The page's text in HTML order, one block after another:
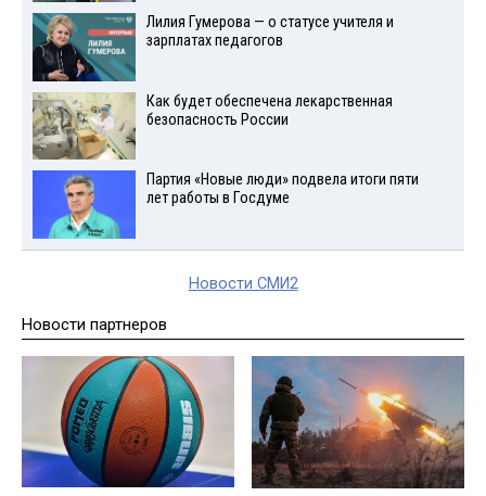
Лилия Гумерова — о статусе учителя и
зарплатах педагогов
Как будет обеспечена лекарственная
безопасность России
Партия «Новые люди» подвела итоги пяти
лет работы в Госдуме
Новости СМИ2
Новости партнеров